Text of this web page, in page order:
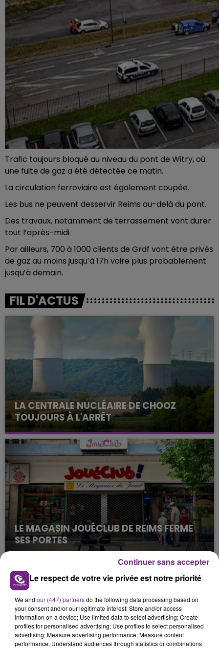
Trafic toujours bloqué au niveau du pont de Witry, où
une fuite de gaz a été détectée ce matin.
La circulation ferroviaire est également coupée.
Les bus ne peuvent desservir Reims au-delà du pont.
Des travaux, notamment de terrassement vont durer
tout l’après-midi.
Par ailleurs, 700 à 1000 clients de Grdf vont être privés
de gaz au moins jusqu’à 17h voire plus probablement
jusqu’à demain.
FIL D'ACTUS
LA CENTRALE NUCLÉAIRE DE CHOOZ
TOUJOURS À L'ARRÊT
Cela fait déjà une semaine que la centrale
nucléaire ardennaise est à l'arrêt. Une situation
justifiée par la sécheresse intense qui est toujours
présente.
LE MAGASIN JOUÉCLUB DE REIMS FERME
SES PORTES
C'était l'une des institutions du centre-ville
rémois. Le magasin JouéClub est contraint de
fermer ses portes.
TITRES DIFFUSÉS
4h44
4h44 4h41
4h41
Le respect de votre vie privée est notre priorité
We and our (447) partnersdo the following data processing based on
your consent and/or our legitimate interest: Store and/or access
information on a device; Use limited data to select advertising; Create
profiles for personalised advertising; Use profiles to select personalised
advertising; Measure advertising performance; Measure content
performance; Understand audiences through statistics or combinations
Continuer sans accepter